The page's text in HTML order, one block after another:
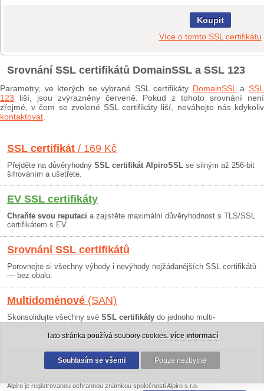
Koupit
Více o tomto SSL certifikátu
Srovnání SSL certifikátů DomainSSL a SSL 123
Parametry, ve kterých se vybrané SSL certifikáty DomainSSL aSSL
123 liší, jsou zvýrazněny červeně. Pokud z tohoto srovnání není
zřejmé, v čem se zvolené SSL certifikáty liší, neváhejte nás kdykoliv
kontaktovat
SSL certifikát / 169 Kč
Přejděte na důvěryhodný SSL certifikát AlpiroSSL se silným až 256-bit
šifrováním a ušetřete.
EV SSL certifikáty
Chraňte svou reputaci a zajistěte maximální důvěryhodnost s TLS/SSL
certifikátem s EV.
Srovnání SSL certifikátů
Porovnejte si všechny výhody i nevýhody nejžádanějších SSL certifikátů
— bez obalu.
Multidoménové (SAN)
Skonsolidujte všechny své SSL certifikáty do jednoho multi-
Obchodní podmínky|30 dní záruka
2006-2026 © SSLS.CZ - Všechna práva vyhrazena.
Alpiro je registrovanou ochrannou známkou společnosti Alpiro s.r.o.
Tato stránka používá soubory cookies. více informací
Souhlasím se všemi Pouze nezbytné